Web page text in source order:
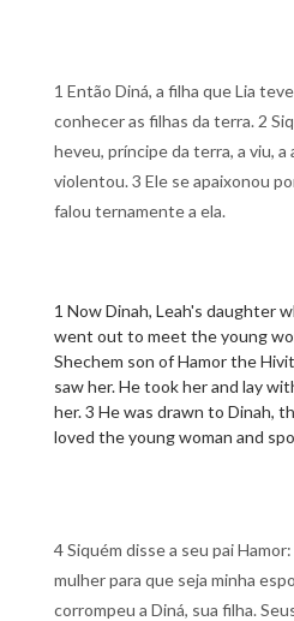
1 Então Diná, a filha que Lia
conhecer as filhas da terra. 2
heveu, príncipe da terra, a viu, a
violentou. 3 Ele se apaixonou
falou ternamente a ela.
1 Now Dinah, Leah's daughter
went out to meet the young
Shechem son of Hamor the
saw her. He took her and lay
her. 3 He was drawn to Dinah,
loved the young woman and
4 Siquém disse a seu pai
mulher para que seja minha
corrompeu a Diná, sua filha.